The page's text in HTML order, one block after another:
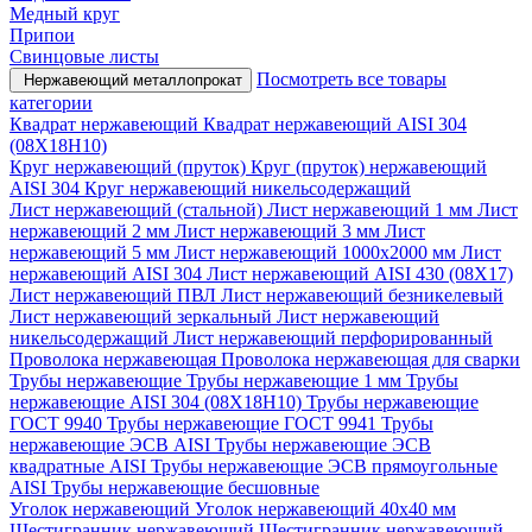
Медный круг
Припои
Свинцовые листы
Нержавеющий металлопрокат
Посмотреть все товары
категории
Квадрат нержавеющий Квадрат нержавеющий AISI 304
(08Х18Н10)
Круг нержавеющий (пруток) Круг (пруток) нержавеющий
AISI 304 Круг нержавеющий никельсодержащий
Лист нержавеющий (стальной) Лист нержавеющий 1 мм Лист
нержавеющий 2 мм Лист нержавеющий 3 мм Лист
нержавеющий 5 мм Лист нержавеющий 1000х2000 мм Лист
нержавеющий AISI 304 Лист нержавеющий AISI 430 (08Х17)
Лист нержавеющий ПВЛ Лист нержавеющий безникелевый
Лист нержавеющий зеркальный Лист нержавеющий
никельсодержащий Лист нержавеющий перфорированный
Проволока нержавеющая Проволока нержавеющая для сварки
Трубы нержавеющие Трубы нержавеющие 1 мм Трубы
нержавеющие AISI 304 (08Х18Н10) Трубы нержавеющие
ГОСТ 9940 Трубы нержавеющие ГОСТ 9941 Трубы
нержавеющие ЭСВ AISI Трубы нержавеющие ЭСВ
квадратные AISI Трубы нержавеющие ЭСВ прямоугольные
AISI Трубы нержавеющие бесшовные
Уголок нержавеющий Уголок нержавеющий 40x40 мм